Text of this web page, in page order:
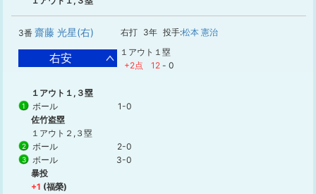
3番 齋藤 光星(右) 右打 3年 投手:松本 憲治
右安
１アウト１塁
+2点
12 - 0
１アウト１,３塁
1 ボール
1-0
佐竹盗塁
１アウト２,３塁
2 ボール 2-0
3 ボール
3-0
暴投
+1 (福榮)